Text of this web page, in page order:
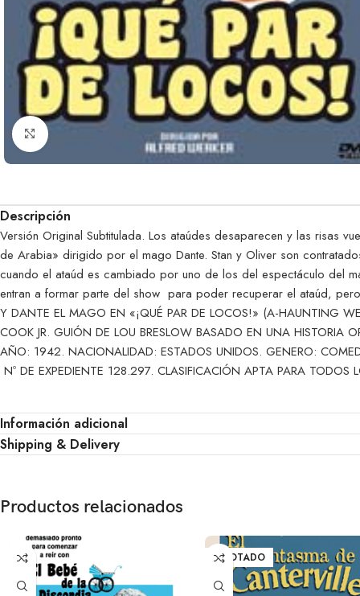
Clic para ampliar
Descripción
Versión Original Subtitulada. Los ataúdes desaparecen y las risas
de Arabia» dirigido por el mago Dante. Stan y Oliver son
cuando el ataúd es cambiado por uno de los del espectáculo del
entran a formar parte del show para poder recuperar el ataúd,
Y DANTE EL MAGO EN «¡QUÉ PAR DE LOCOS!» (A-HAUNTING
COOK JR. GUIÓN DE LOU BRESLOW BASADO EN UNA HISTORIA
AÑO: 1942. NACIONALIDAD: ESTADOS UNIDOS. GENERO:
Nº DE EXPEDIENTE 128.297. CLASIFICACIÓN APTA PARA
Información adicional
Shipping & Delivery
Productos relacionados
AGOTADO